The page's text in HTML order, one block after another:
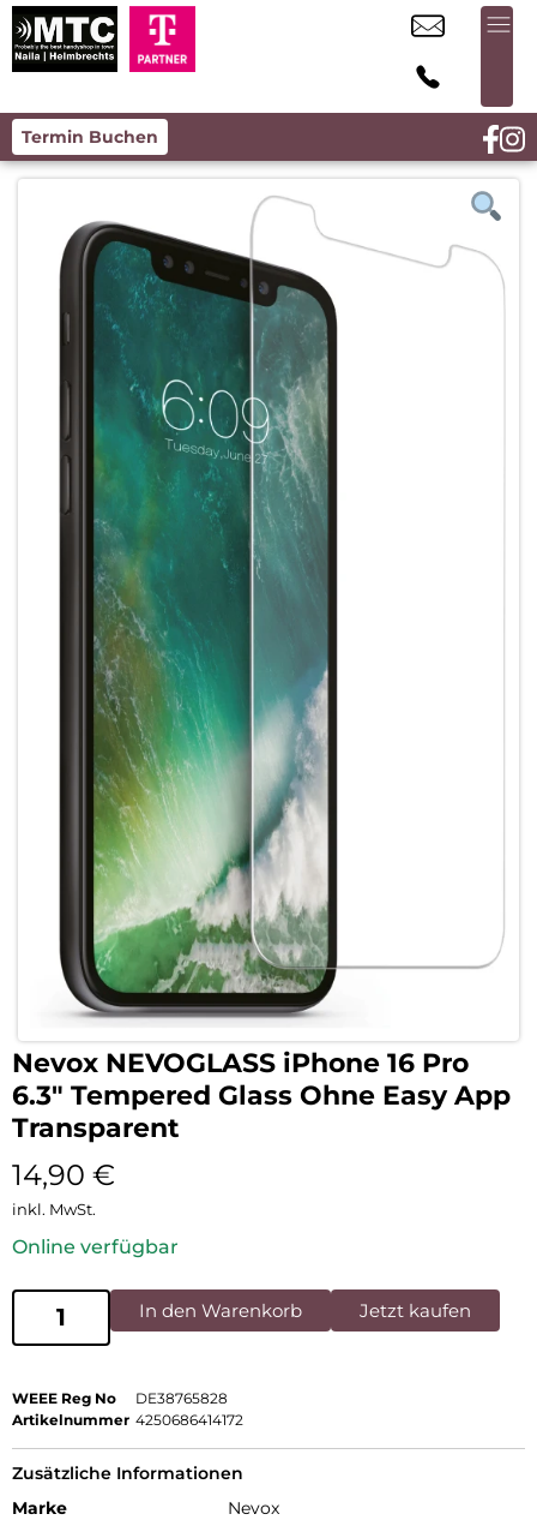
Termin Buchen
Nevox NEVOGLASS iPhone 16 Pro
6.3″ Tempered Glass Ohne Easy App
Transparent
14,90 €
inkl. MwSt.
Online verfügbar
In den Warenkorb Jetzt kaufen
WEEE Reg No
DE38765828
Artikelnummer 4250686414172
Zusätzliche Informationen
Marke
Nevox